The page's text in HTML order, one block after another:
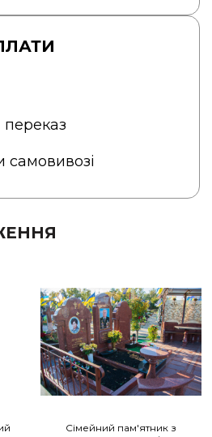
переказ
самовивозі
Сімейний пам'ятник з